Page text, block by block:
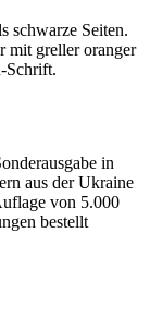
schwarze Seiten.
mit greller oranger
Schrift.
in
aus der Ukraine
von 5.000
bestellt